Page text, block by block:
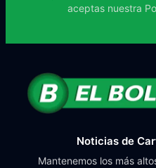
aceptas nuestra
Noticias de
Mantenemos los más